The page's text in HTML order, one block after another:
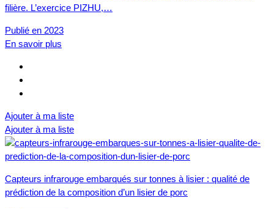
filière. L’exercice PIZHU,…
Publié en 2023
En savoir plus
Ajouter à ma liste
Ajouter à ma liste
Capteurs infrarouge embarqués sur tonnes à lisier : qualité de
prédiction de la composition d’un lisier de porc